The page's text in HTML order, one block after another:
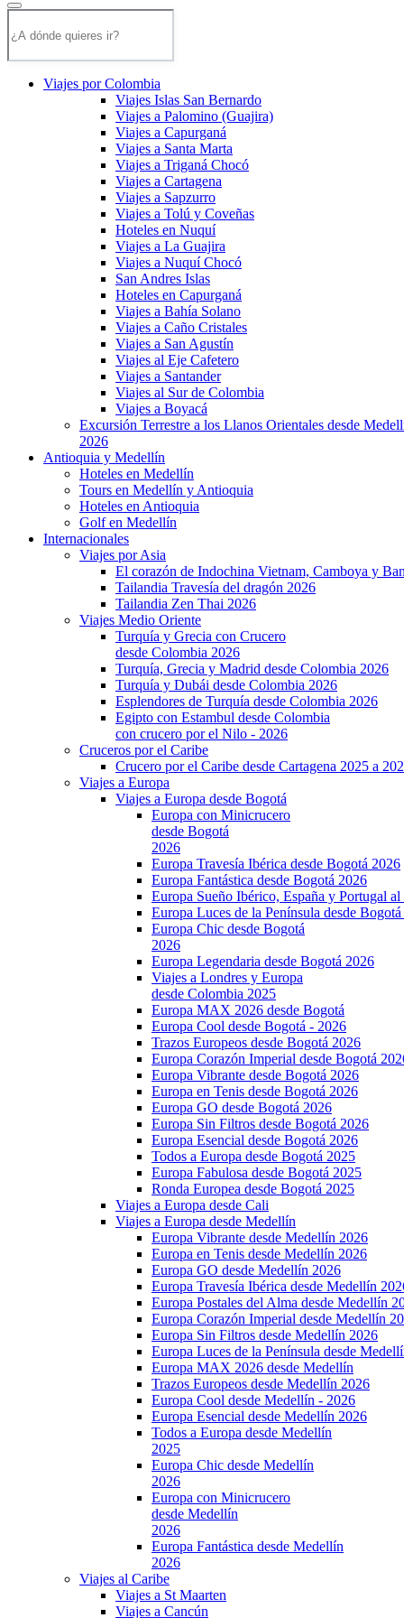
Viajes por Colombia
Viajes Islas San Bernardo
Viajes a Palomino (Guajira)
Viajes a Capurganá
Viajes a Santa Marta
Viajes a Triganá Chocó
Viajes a Cartagena
Viajes a Sapzurro
Viajes a Tolú y Coveñas
Hoteles en Nuquí
Viajes a La Guajira
Viajes a Nuquí Chocó
San Andres Islas
Hoteles en Capurganá
Viajes a Bahía Solano
Viajes a Caño Cristales
Viajes a San Agustín
Viajes al Eje Cafetero
Viajes a Santander
Viajes al Sur de Colombia
Viajes a Boyacá
Excursión Terrestre a los Llanos Orientales desde
2026
Antioquia y Medellín
Hoteles en Medellín
Tours en Medellín y Antioquia
Hoteles en Antioquia
Golf en Medellín
Internacionales
Viajes por Asia
El corazón de Indochina Vietnam, Camboya y
Tailandia Travesía del dragón 2026
Tailandia Zen Thai 2026
Viajes Medio Oriente
Turquía y Grecia con Crucero
desde Colombia 2026
Turquía, Grecia y Madrid desde Colombia 2026
Turquía y Dubái desde Colombia 2026
Esplendores de Turquía desde Colombia 2026
Egipto con Estambul desde Colombia
con crucero por el Nilo - 2026
Cruceros por el Caribe
Crucero por el Caribe desde Cartagena 2025 a
Viajes a Europa
Viajes a Europa desde Bogotá
Europa con Minicrucero
desde Bogotá
2026
Europa Travesía Ibérica desde Bogotá 2026
Europa Fantástica desde Bogotá 2026
Europa Sueño Ibérico, España y Portugal
Europa Luces de la Península desde
Europa Chic desde Bogotá
2026
Europa Legendaria desde Bogotá 2026
Viajes a Londres y Europa
desde Colombia 2025
Europa MAX 2026 desde Bogotá
Europa Cool desde Bogotá - 2026
Trazos Europeos desde Bogotá 2026
Europa Corazón Imperial desde Bogotá
Europa Vibrante desde Bogotá 2026
Europa en Tenis desde Bogotá 2026
Europa GO desde Bogotá 2026
Europa Sin Filtros desde Bogotá 2026
Europa Esencial desde Bogotá 2026
Todos a Europa desde Bogotá 2025
Europa Fabulosa desde Bogotá 2025
Ronda Europea desde Bogotá 2025
Viajes a Europa desde Cali
Viajes a Europa desde Medellín
Europa Vibrante desde Medellín 2026
Europa en Tenis desde Medellín 2026
Europa GO desde Medellín 2026
Europa Travesía Ibérica desde Medellín
Europa Postales del Alma desde Medellín
Europa Corazón Imperial desde Medellín
Europa Sin Filtros desde Medellín 2026
Europa Luces de la Península desde
Europa MAX 2026 desde Medellín
Trazos Europeos desde Medellín 2026
Europa Cool desde Medellín - 2026
Europa Esencial desde Medellín 2026
Todos a Europa desde Medellín
2025
Europa Chic desde Medellín
2026
Europa con Minicrucero
desde Medellín
2026
Europa Fantástica desde Medellín
2026
Viajes al Caribe
Viajes a St Maarten
Viajes a Cancún